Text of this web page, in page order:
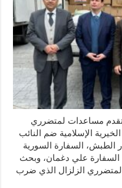
مساعدات لمتضرري
الإسلامية ضم النائب
الطبش، السفارة السورية
السفارة علي دغمان، وبحث
لمتضرري الزلزال الذي ضرب